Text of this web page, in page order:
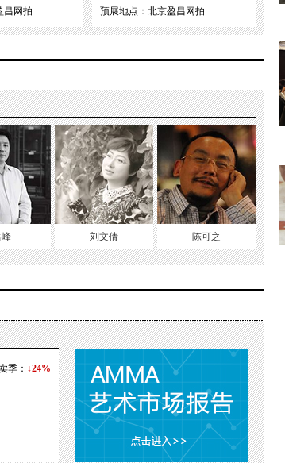
昌网拍
预展地点：北京盈昌网拍
刘文倩 陈可之
季： ↓24%